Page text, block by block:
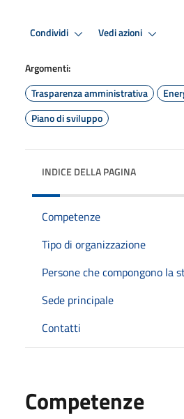
Condividi Vedi azioni
Argomenti:
Trasparenza amministrativa
Piano di sviluppo
INDICE DELLA PAGINA
Competenze
Tipo di organizzazione
Persone che compongono la
Sede principale
Contatti
Competenze